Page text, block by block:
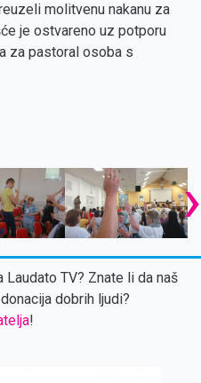
molitvenu nakanu za
je ostvareno uz potporu
za pastoral osoba s
›
TV? Znate li da naš
dobrih ljudi?
!